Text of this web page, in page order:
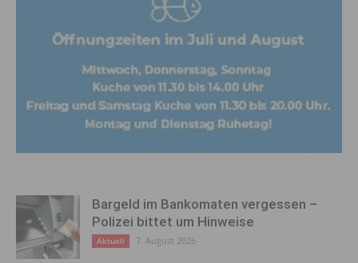
Bargeld im Bankomaten vergessen –
Polizei bittet um Hinweise
Aktuell 7. August 2026